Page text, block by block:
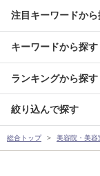
注目キーワードから
キーワードから探す
ランキングから探す
絞り込んで探す
総合トップ 美容院・美容